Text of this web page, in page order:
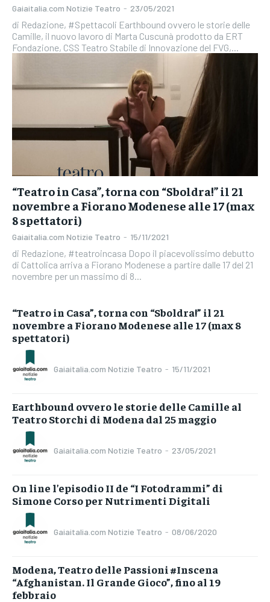
Gaiaitalia.com Notizie Teatro - 23/05/2021
di Redazione, #Spettacoli Earthbound ovvero le storie delle
Camille, il nuovo lavoro di Marta Cuscunà prodotto da ERT
Fondazione, CSS Teatro Stabile di Innovazione del FVG,...
“Teatro in Casa”, torna con “Sboldra!” il 21
novembre a Fiorano Modenese alle 17 (max
8 spettatori)
Gaiaitalia.com Notizie Teatro - 15/11/2021
di Redazione, #teatroincasa Dopo il piacevolissimo debutto
di Cattolica arriva a Fiorano Modenese a partire dalle 17 del 21
novembre per un massimo di 8...
“Teatro in Casa”, torna con “Sboldra!” il 21
novembre a Fiorano Modenese alle 17 (max 8
spettatori)
Gaiaitalia.com Notizie Teatro - 15/11/2021
Earthbound ovvero le storie delle Camille al
Teatro Storchi di Modena dal 25 maggio
Gaiaitalia.com Notizie Teatro - 23/05/2021
On line l’episodio II de “I Fotodrammi” di
Simone Corso per Nutrimenti Digitali
Gaiaitalia.com Notizie Teatro - 08/06/2020
Modena, Teatro delle Passioni #Inscena
“Afghanistan. Il Grande Gioco”, fino al 19
febbraio